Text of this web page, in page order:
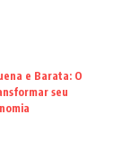
e Barata: O
seu